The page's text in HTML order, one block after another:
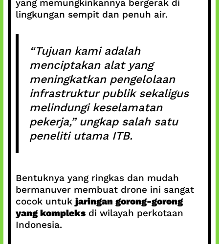
yang memungkinkannya bergerak di
lingkungan sempit dan penuh air.
“Tujuan kami adalah
menciptakan alat yang
meningkatkan pengelolaan
infrastruktur publik sekaligus
melindungi keselamatan
pekerja,” ungkap salah satu
peneliti utama ITB.
Bentuknya yang ringkas dan mudah
bermanuver membuat drone ini sangat
cocok untuk jaringan gorong-gorong
yang kompleksdi wilayah perkotaan
Indonesia.